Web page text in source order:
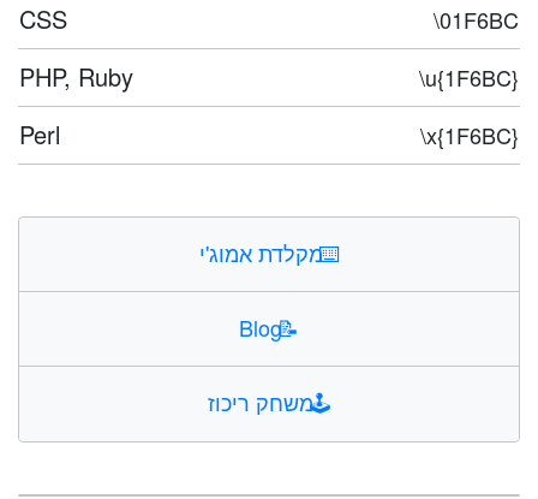
CSS \01F6BC
PHP, Ruby \u{1F6BC}
Perl \x{1F6BC}
⌨️מקלדת אמוג'י
📝
Blog
🕹️משחק ריכוז